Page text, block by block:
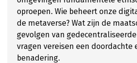
oproepen. Wie beheert onze
de metaverse? Wat zijn de
gevolgen van
vragen vereisen een doordachte
benadering.